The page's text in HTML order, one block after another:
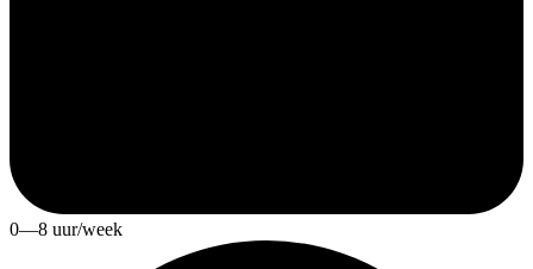
0—8 uur/week